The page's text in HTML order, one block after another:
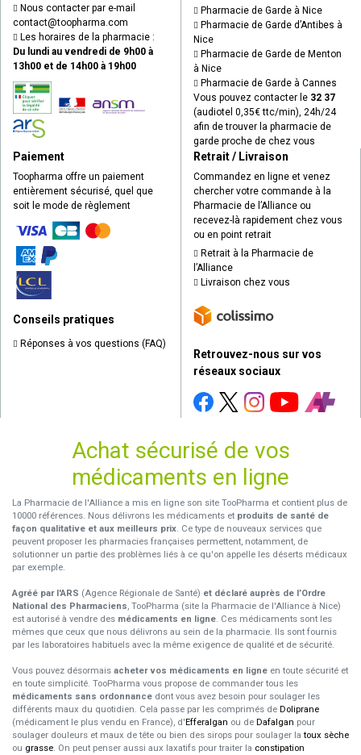
Nous contacter par e-mail
contact@toopharma.com
Les horaires de la pharmacie :
Du lundi au vendredi de 9h00 à
13h00 et de 14h00 à 19h00
Pharmacie de Garde à Nice
Pharmacie de Garde d’Antibes à
Nice
Pharmacie de Garde de Menton
à Nice
Pharmacie de Garde à Cannes
Vous pouvez contacter le 32 37
(audiotel 0,35€ ttc/min), 24h/24
afin de trouver la pharmacie de
garde proche de chez vous
Paiement
Toopharma offre un paiement
entièrement sécurisé, quel que
soit le mode de règlement
Conseils pratiques
Réponses à vos questions (FAQ)
Retrait / Livraison
Commandez en ligne et venez
chercher votre commande à la
Pharmacie de l’Alliance ou
recevez-là rapidement chez vous
ou en point retrait
Retrait à la Pharmacie de
l’Alliance
Livraison chez vous
Retrouvez-nous sur vos
réseaux sociaux
Achat sécurisé de vos
médicaments en ligne
La Pharmacie de l'Alliance a mis en ligne son site TooPharma et contient plus de
10000 références. Nous délivrons les médicaments et produits de santé de
façon qualitative et aux meilleurs prix. Ce type de nouveaux services que
peuvent proposer les pharmacies françaises permettent, notamment, de
solutionner un partie des problèmes liés à ce qu'on appelle les déserts médicaux
par exemple.
Agréé par l'ARS (Agence Régionale de Santé) et déclaré auprès de l’Ordre
National des Pharmaciens, TooPharma (site la Pharmacie de l'Alliance à Nice)
est autorisé à vendre des médicaments en ligne. Ces médicaments sont les
mêmes que ceux que nous délivrons au sein de la pharmacie. Ils sont fournis
par les laboratoires habituels avec la même exigence de qualité et de sécurité.
Vous pouvez désormais acheter vos médicaments en ligne en toute sécurité et
en toute simplicité. TooPharma vous propose de commander tous les
médicaments sans ordonnance dont vous avez besoin pour soulager les
différents maux du quotidien. Cela passe par les comprimés de Doliprane
(médicament le plus vendu en France), d'Efferalgan ou de Dafalgan pour
soulager douleurs et maux de tête ou bien des sirops pour soulager latoux sèche
ou grasse. On peut penser aussi aux laxatifs pour traiter la constipation